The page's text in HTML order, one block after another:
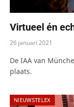
Virtueel én
26 januari 2021
De IAA van
plaats.
NIEUWSTELEX